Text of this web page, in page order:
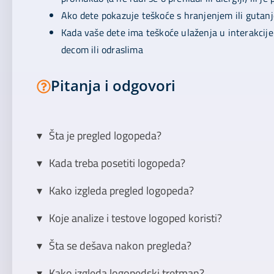
Ako dete pokazuje teškoće s hranjenjem ili
Kada vaše dete ima teškoće ulaženja u
decom ili odraslima
Pitanja i odgovori
Šta je pregled logopeda?
Kada treba posetiti logopeda?
Kako izgleda pregled logopeda?
Koje analize i testove logoped koristi?
Šta se dešava nakon pregleda?